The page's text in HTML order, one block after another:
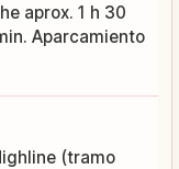
aprox. 1 h 30
Aparcamiento
(tramo